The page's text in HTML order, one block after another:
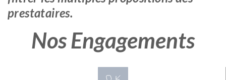
prestataires.
Nos Engagements